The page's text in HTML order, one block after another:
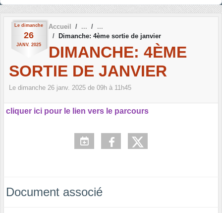
Le dimanche
26
JANV. 2025
Accueil
Dimanche: 4ème sortie de janvier
DIMANCHE: 4ÈME
SORTIE DE JANVIER
Le dimanche 26 janv. 2025 de 09h à 11h45
cliquer ici pour le lien vers le parcours
Document associé